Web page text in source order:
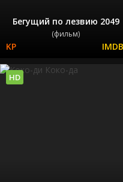
Бегущий по лезвию 2049
(фильм)
HD